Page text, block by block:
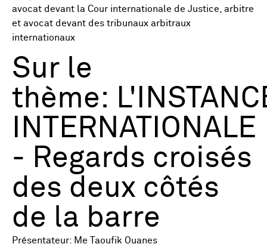
avocat devant la Cour internationale de Justice, arbitre
et avocat devant des tribunaux arbitraux
internationaux
Sur le
thème:
INTERNATIONALE
- Regards croisés
des deux côtés
de la barre
Présentateur: Me Taoufik Ouanes